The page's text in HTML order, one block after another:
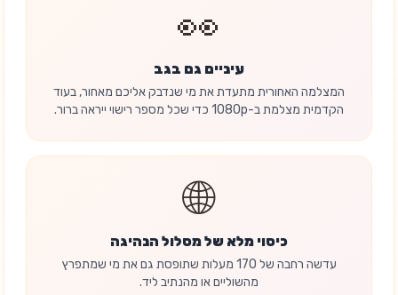
👀
עיניים גם בגב
המצלמה האחורית מתעדת את מי שנדבק אליכם מאחור, בעוד
הקדמית מצלמת ב-1080p כדי שכל מספר רישוי ייראה ברור.
🌐
כיסוי מלא של מסלול הנהיגה
עדשה רחבה של 170 מעלות שתופסת גם את מי שמתפרץ
מהשוליים או מהנתיב ליד.